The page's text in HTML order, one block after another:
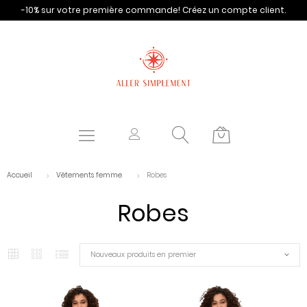
-10% sur votre première commande! Créez un compte client.
Accueil Vêtements femme Robes
Robes
Nouveaux produits en premier